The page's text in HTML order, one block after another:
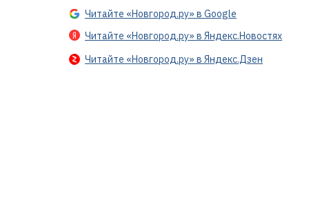
Читайте «Новгород.ру» в Google
Читайте «Новгород.ру» в Яндекс.Новостях
Читайте «Новгород.ру» в Яндекс.Дзен